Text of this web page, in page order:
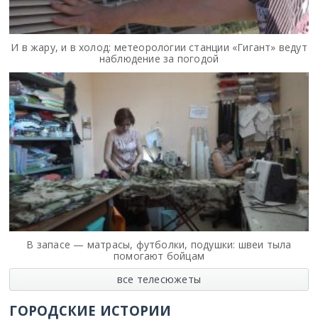
И в жару, и в холод: метеорологии станции «Гигант» ведут
наблюдение за погодой
В запасе — матрасы, футболки, подушки: швеи тыла
помогают бойцам
все телесюжеты
ГОРОДСКИЕ ИСТОРИИ